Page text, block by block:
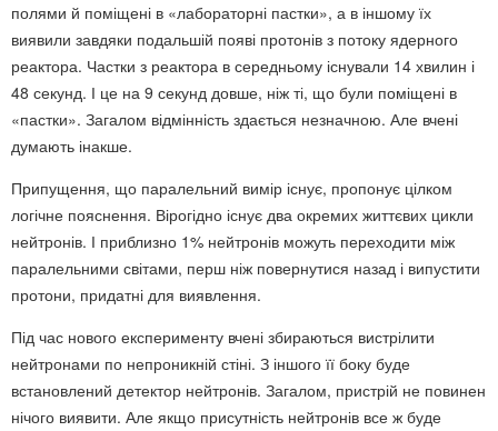
полями й поміщені в «лабораторні пастки», а в іншому їх
виявили завдяки подальшій появі протонів з потоку ядерного
реактора. Частки з реактора в середньому існували 14 хвилин і
48 секунд. І це на 9 секунд довше, ніж ті, що були поміщені в
«пастки». Загалом відмінність здається незначною. Але вчені
думають інакше.
Припущення, що паралельний вимір існує, пропонує цілком
логічне пояснення. Вірогідно існує два окремих життєвих цикли
нейтронів. І приблизно 1% нейтронів можуть переходити між
паралельними світами, перш ніж повернутися назад і випустити
протони, придатні для виявлення.
Під час нового експерименту вчені збираються вистрілити
нейтронами по непроникній стіні. З іншого її боку буде
встановлений детектор нейтронів. Загалом, пристрій не повинен
нічого виявити. Але якщо присутність нейтронів все ж буде